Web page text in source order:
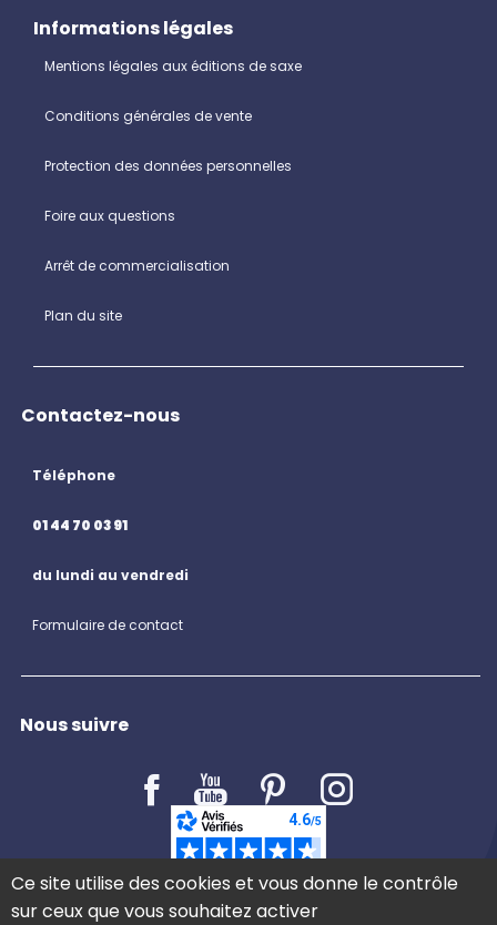
Informations légales
Mentions légales aux éditions de saxe
Conditions générales de vente
Protection des données personnelles
Foire aux questions
Arrêt de commercialisation
Plan du site
Contactez-nous
Téléphone
01 44 70 03 91
du lundi au vendredi
Formulaire de contact
Nous suivre
LE BLOG
Ce site utilise des cookies et vous donne le contrôle
sur ceux que vous souhaitez activer